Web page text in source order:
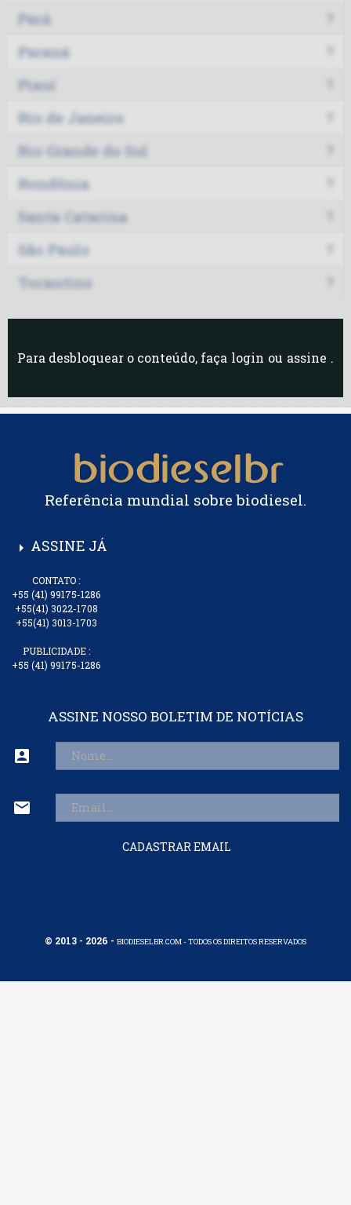
Pará
Paraná
Piauí
Rio de Janeiro
Rio Grande do Sul
Rondônia
Santa Catarina
São Paulo
Tocantins
Para desbloquear o conteúdo, faça login ou assine .
Referência mundial sobre biodiesel.
arrow_right ASSINE JÁ
CONTATO :
+55 (41) 99175-1286
+55(41) 3022-1708
+55(41) 3013-1703
PUBLICIDADE :
+55 (41) 99175-1286
ASSINE NOSSO BOLETIM DE NOTÍCIAS
account_box
mail
CADASTRAR EMAIL
© 2013 - 2026 - BIODIESELBR.COM - TODOS OS DIREITOS RESERVADOS